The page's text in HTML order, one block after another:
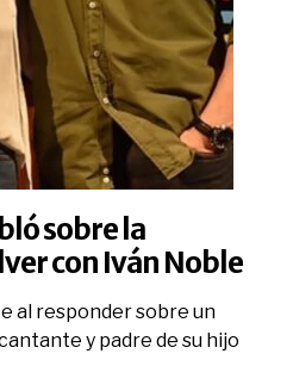
sobre la
con Iván Noble
al responder sobre un
y padre de su hijo